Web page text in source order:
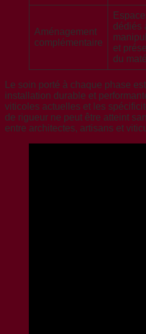
Aménagement
complémentaire
dédiés
et
du
Le soin porté à chaque phase
installation durable et
viticoles actuelles et les
de rigueur ne peut être atteint
entre architectes, artisans et